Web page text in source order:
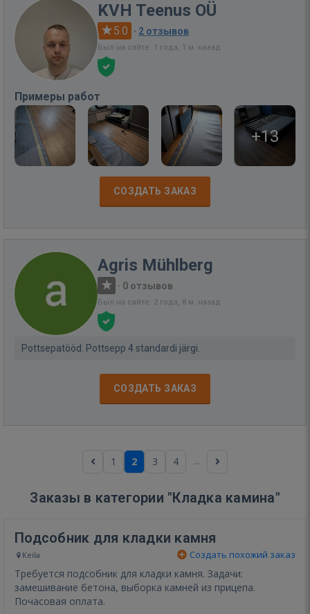
KVH Teenus OÜ
5.0 · 2 отзывов
Был на сайте: 1 года, 1 м. назад
Примеры работ
+13
СОЗДАТЬ ЗАКАЗ
Agris Mühlberg
· 0 отзывов
Был на сайте: 2 года, 8 м. назад
Pottsepatööd. Pottsepp 4 standardi järgi.
СОЗДАТЬ ЗАКАЗ
1 2 3 4 ...
Заказы в категории "Кладка камина"
Подсобник для кладки камня
Keila Создать похожий заказ
Требуется подсобник для кладки камня. Задачи:
замешивание бетона, выборка камней из прицепа.
Почасовая оплата.